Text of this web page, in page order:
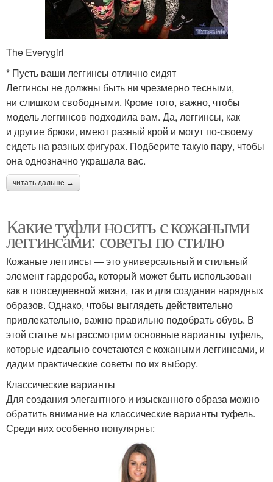
The Everygirl
* Пусть ваши леггинсы отлично сидят
Леггинсы не должны быть ни чрезмерно тесными,
ни слишком свободными. Кроме того, важно, чтобы
модель леггинсов подходила вам. Да, леггинсы, как
и другие брюки, имеют разный крой и могут по‑своему
сидеть на разных фигурах. Подберите такую пару, чтобы
она однозначно украшала вас.
читать дальше →
Какие туфли носить с кожаными
леггинсами: советы по стилю
Кожаные леггинсы — это универсальный и стильный
элемент гардероба, который может быть использован
как в повседневной жизни, так и для создания нарядных
образов. Однако, чтобы выглядеть действительно
привлекательно, важно правильно подобрать обувь. В
этой статье мы рассмотрим основные варианты туфель,
которые идеально сочетаются с кожаными леггинсами, и
дадим практические советы по их выбору.
Классические варианты
Для создания элегантного и изысканного образа можно
обратить внимание на классические варианты туфель.
Среди них особенно популярны: